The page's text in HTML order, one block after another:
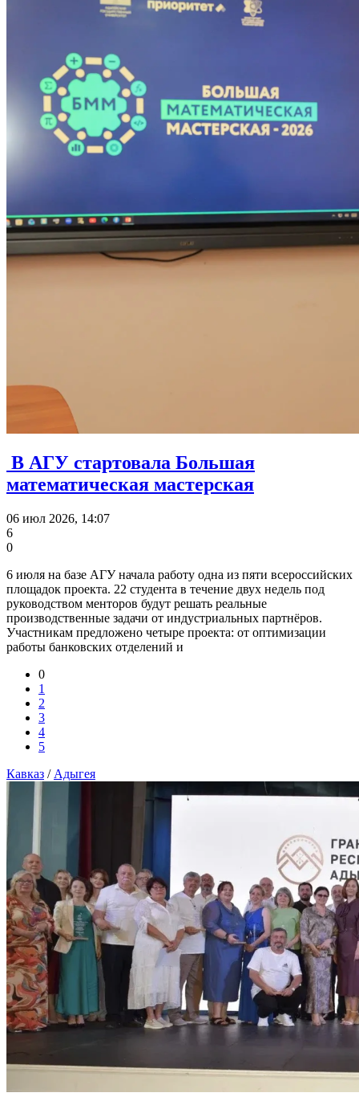
В АГУ стартовала Большая
математическая мастерская
06 июл 2026, 14:07
6
0
6 июля на базе АГУ начала работу одна из пяти всероссийских
площадок проекта. 22 студента в течение двух недель под
руководством менторов будут решать реальные
производственные задачи от индустриальных партнёров.
Участникам предложено четыре проекта: от оптимизации
работы банковских отделений и
0
1
2
3
4
5
Кавказ / Адыгея